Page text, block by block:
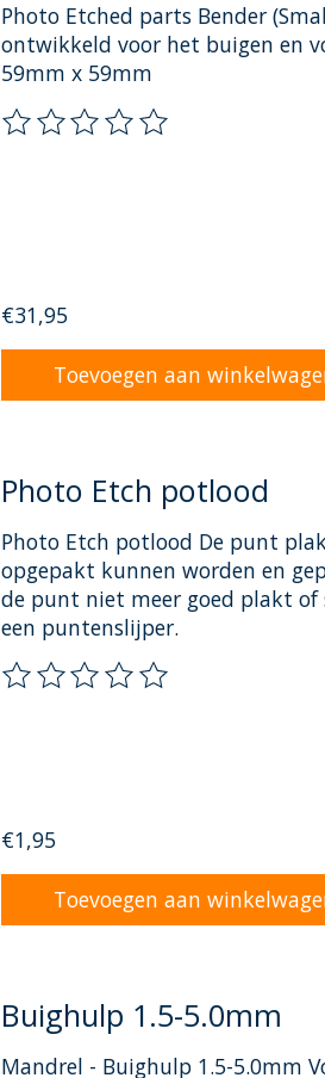
Photo Etched parts Bender
ontwikkeld voor het buigen en
59mm x 59mm
De beoordeling van dit product is
€31,95
Toevoegen aan
Photo Etch potlood
Photo Etch potlood De punt
opgepakt kunnen worden en
de punt niet meer goed plakt of
een puntenslijper.
De beoordeling van dit product is
€1,95
Toevoegen aan
Buighulp 1.5-5.0mm
Mandrel - Buighulp 1.5-5.0mm